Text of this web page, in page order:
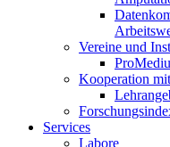
Vereine und
Kooperation
Services
Labore